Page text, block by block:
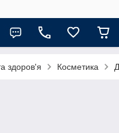
здоров'я Косметика